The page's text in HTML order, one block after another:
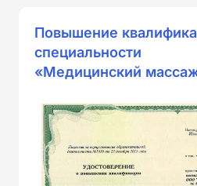
Повышение
специальности
«Медицинский